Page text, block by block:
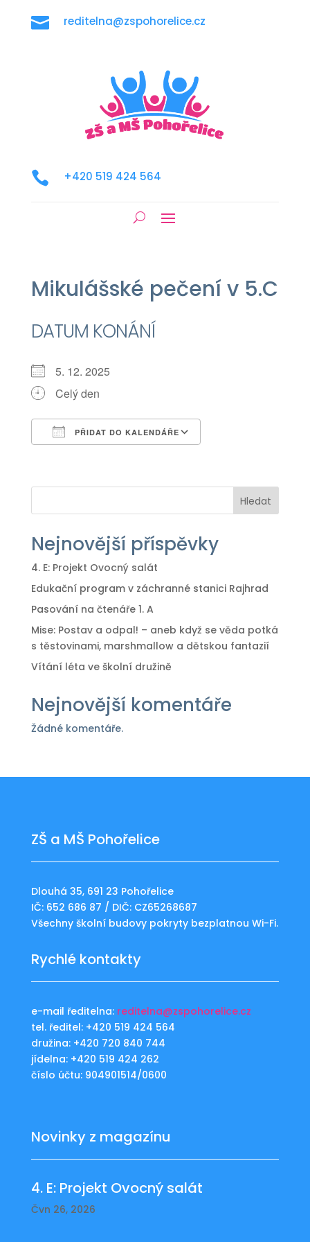
 reditelna@zspohorelice.cz
 +420 519 424 564
Mikulášské pečení v 5.C
DATUM KONÁNÍ
5. 12. 2025
Celý den
PŘIDAT DO KALENDÁŘE
Hledat
Nejnovější příspěvky
4. E: Projekt Ovocný salát
Edukační program v záchranné stanici Rajhrad
Pasování na čtenáře 1. A
Mise: Postav a odpal! – aneb když se věda potká
s těstovinami, marshmallow a dětskou fantazií
Vítání léta ve školní družině
Nejnovější komentáře
Žádné komentáře.
ZŠ a MŠ Pohořelice
Dlouhá 35, 691 23 Pohořelice
IČ: 652 686 87 / DIČ: CZ65268687
Všechny školní budovy pokryty bezplatnou Wi-Fi.
Rychlé kontakty
e-mail ředitelna: reditelna@zspohorelice.cz
tel. ředitel: +420 519 424 564
družina: +420 720 840 744
jídelna: +420 519 424 262
číslo účtu: 904901514/0600
Novinky z magazínu
4. E: Projekt Ovocný salát
Čvn 26, 2026